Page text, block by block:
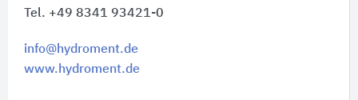
Tel. +49 8341 93421-0
info@hydroment.de
www.hydroment.de